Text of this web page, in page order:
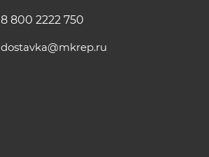
8 800 2222 750
dostavka@mkrep.ru